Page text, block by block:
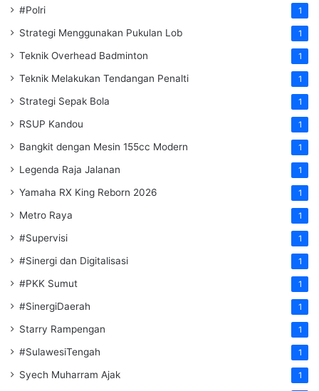
#Polri 1
Strategi Menggunakan Pukulan Lob 1
Teknik Overhead Badminton 1
Teknik Melakukan Tendangan Penalti 1
Strategi Sepak Bola 1
RSUP Kandou 1
Bangkit dengan Mesin 155cc Modern 1
Legenda Raja Jalanan 1
Yamaha RX King Reborn 2026 1
Metro Raya 1
#Supervisi 1
#Sinergi dan Digitalisasi 1
#PKK Sumut 1
#SinergiDaerah 1
Starry Rampengan 1
#SulawesiTengah 1
Syech Muharram Ajak 1